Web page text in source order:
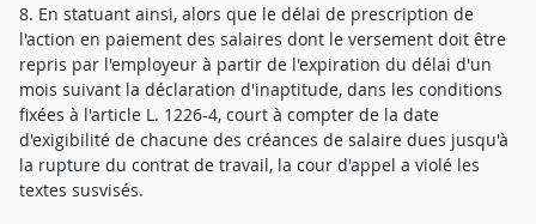
8. En statuant ainsi, alors que le délai de prescription de
l'action en paiement des salaires dont le versement doit être
repris par l'employeur à partir de l'expiration du délai d'un
mois suivant la déclaration d'inaptitude, dans les conditions
fixées à l'article L. 1226-4, court à compter de la date
d'exigibilité de chacune des créances de salaire dues jusqu'à
la rupture du contrat de travail, la cour d'appel a violé les
textes susvisés.